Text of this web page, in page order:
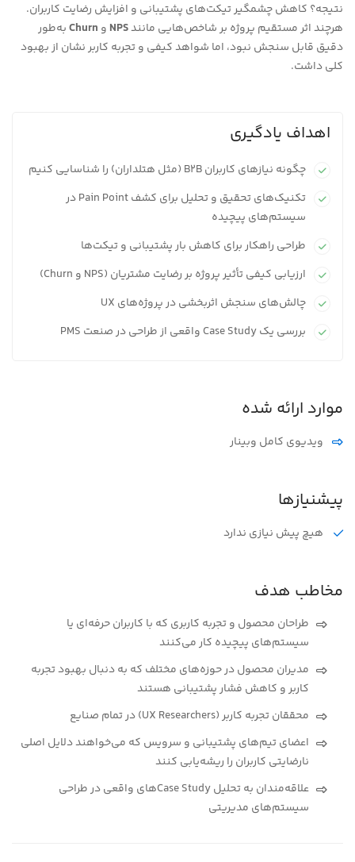
نتیجه؟ کاهش چشمگیر تیکت‌های پشتیبانی و افزایش رضایت کاربران.
هرچند اثر مستقیم پروژه بر شاخص‌هایی مانندNPS و Churnبه‌طور
دقیق قابل سنجش نبود، اما شواهد کیفی و تجربه کاربر نشان از بهبود
کلی داشت.
اهداف یادگیری
چگونه نیازهای کاربران B2B (مثل هتلداران) را شناسایی کنیم
تکنیک‌های تحقیق و تحلیل برای کشف Pain Point در
سیستم‌های پیچیده
طراحی راهکار برای کاهش بار پشتیبانی و تیکت‌ها
ارزیابی کیفی تأثیر پروژه بر رضایت مشتریان (NPS و Churn)
چالش‌های سنجش اثربخشی در پروژه‌های UX
بررسی یک Case Study واقعی از طراحی در صنعت PMS
موارد ارائه شده
ویدیوی کامل وبینار
پیشنیازها
هیچ پیش نیازی ندارد
مخاطب هدف
طراحان محصول و تجربه کاربری که با کاربران حرفه‌ای یا
سیستم‌های پیچیده کار می‌کنند
مدیران محصول در حوزه‌های مختلف که به دنبال بهبود تجربه
کاربر و کاهش فشار پشتیبانی هستند
محققان تجربه کاربر (UX Researchers) در تمام صنایع
اعضای تیم‌های پشتیبانی و سرویس که می‌خواهند دلایل اصلی
نارضایتی کاربران را ریشه‌یابی کنند
علاقه‌مندان به تحلیل Case Studyهای واقعی در طراحی
سیستم‌های مدیریتی